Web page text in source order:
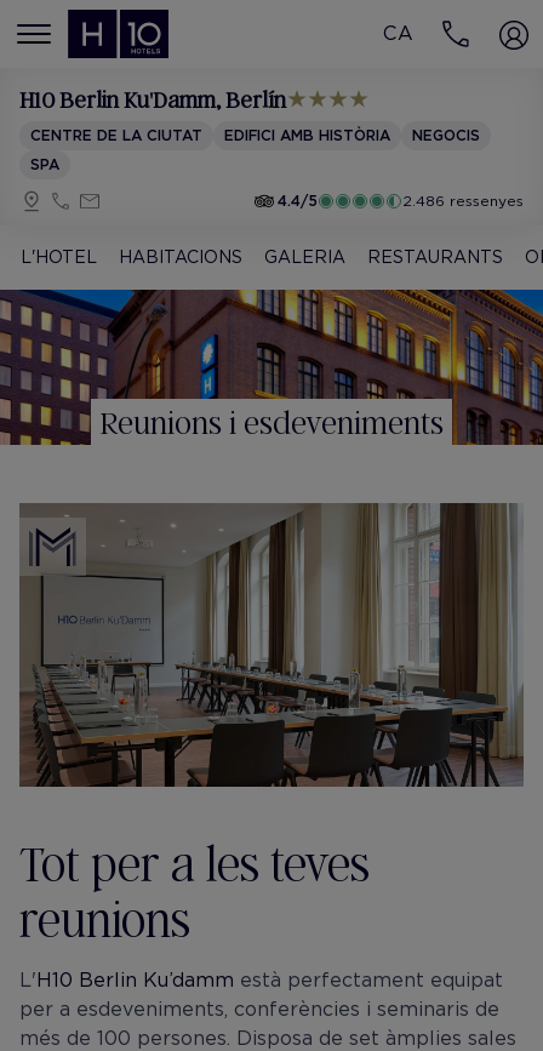
MENÚ
CA
H10 Berlin Ku'Damm, Berlín
CENTRE DE LA CIUTAT EDIFICI AMB HISTÒRIA
NEGOCIS
SPA
4.4/5
2.486 ressenyes
L'HOTEL HABITACIONS GALERIA RESTAURANTS
Reunions i esdeveniments
Tot per a les teves
reunions
L'H10 Berlin Ku’damm està perfectament equipat
per a esdeveniments, conferències i seminaris de
més de 100 persones. Disposa de set àmplies sales